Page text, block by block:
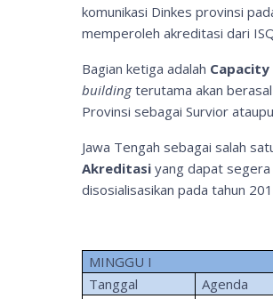
komunikasi Dinkes provinsi
memperoleh akreditasi dari
Bagian ketiga adalah Capacity
buildingterutama akan
Provinsi sebagai Survior
Jawa Tengah sebagai salah
Akreditasi yang dapat
disosialisasikan pada tahun
MINGGU I
Tanggal
Agenda